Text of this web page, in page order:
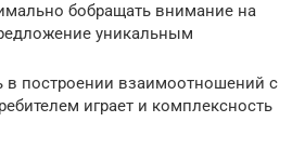
бобращать внимание на
уникальным
построении взаимоотношений с
играет и комплексность